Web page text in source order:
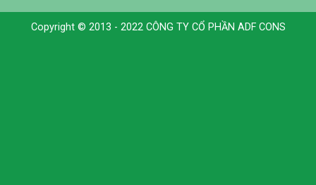
Copyright © 2013 - 2022 CÔNG TY CỔ PHẦN ADF CONS